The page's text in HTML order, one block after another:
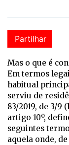
Partilhar
Mas o que é
Em termos
habitual
serviu de
83/2019, de 3/9
artigo 10º,
seguintes
aquela onde,